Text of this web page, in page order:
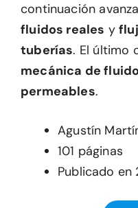
continuación
fluidos reales y
tuberías. El último
mecánica de
permeables.
Agustín
101 páginas
Publicado en